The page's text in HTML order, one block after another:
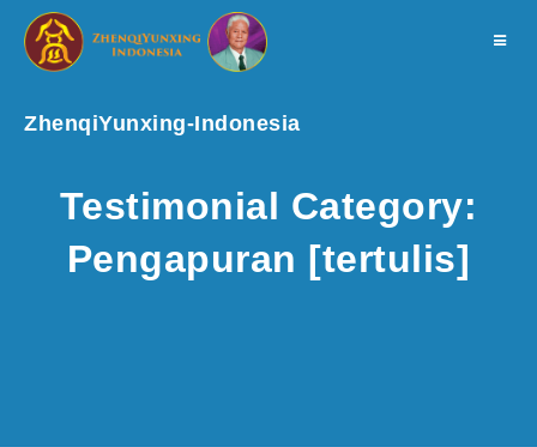
ZhenqiYunxing-Indonesia
Toggle
Testimonial Category:
Pengapuran [tertulis]